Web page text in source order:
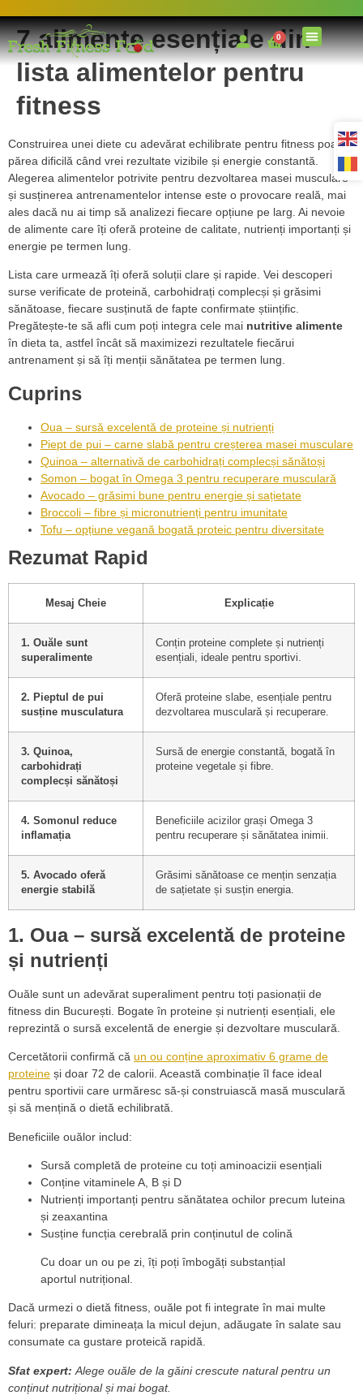
0
7 alimente esențiale din
lista alimentelor pentru
fitness
Construirea unei diete cu adevărat echilibrate pentru fitness poate
părea dificilă când vrei rezultate vizibile și energie constantă.
Alegerea alimentelor potrivite pentru dezvoltarea masei musculare
și susținerea antrenamentelor intense este o provocare reală, mai
ales dacă nu ai timp să analizezi fiecare opțiune pe larg. Ai nevoie
de alimente care îți oferă proteine de calitate, nutrienți importanți și
energie pe termen lung.
Lista care urmează îți oferă soluții clare și rapide. Vei descoperi
surse verificate de proteină, carbohidrați complecși și grăsimi
sănătoase, fiecare susținută de fapte confirmate științific.
Pregătește-te să afli cum poți integra cele mai nutritive alimente
în dieta ta, astfel încât să maximizezi rezultatele fiecărui
antrenament și să îți menții sănătatea pe termen lung.
Cuprins
Oua – sursă excelentă de proteine și nutrienți
Piept de pui – carne slabă pentru creșterea masei musculare
Quinoa – alternativă de carbohidrați complecși sănătoși
Somon – bogat în Omega 3 pentru recuperare musculară
Avocado – grăsimi bune pentru energie și sațietate
Broccoli – fibre și micronutrienți pentru imunitate
Tofu – opțiune vegană bogată proteic pentru diversitate
Rezumat Rapid
Mesaj Cheie Explicație
1. Ouăle sunt
superalimente
Conțin proteine complete și nutrienți
esențiali, ideale pentru sportivi.
2. Pieptul de pui
susține musculatura
Oferă proteine slabe, esențiale pentru
dezvoltarea musculară și recuperare.
3. Quinoa,
carbohidrați
complecși sănătoși
Sursă de energie constantă, bogată în
proteine vegetale și fibre.
4. Somonul reduce
inflamația
Beneficiile acizilor grași Omega 3
pentru recuperare și sănătatea inimii.
5. Avocado oferă
energie stabilă
Grăsimi sănătoase ce mențin senzația
de sațietate și susțin energia.
1. Oua – sursă excelentă de proteine
și nutrienți
Ouăle sunt un adevărat superaliment pentru toți pasionații de
fitness din București. Bogate în proteine și nutrienți esențiali, ele
reprezintă o sursă excelentă de energie și dezvoltare musculară.
Cercetătorii confirmă că un ou conține aproximativ 6 grame de
proteine și doar 72 de calorii. Această combinație îl face ideal
pentru sportivii care urmăresc să-și construiască masă musculară
și să mențină o dietă echilibrată.
Beneficiile ouălor includ:
Sursă completă de proteine cu toți aminoacizii esențiali
Conține vitaminele A, B și D
Nutrienți importanți pentru sănătatea ochilor precum luteina
și zeaxantina
Susține funcția cerebrală prin conținutul de colină
Cu doar un ou pe zi, îți poți îmbogăți substanțial
aportul nutrițional.
Dacă urmezi o dietă fitness, ouăle pot fi integrate în mai multe
feluri: preparate dimineața la micul dejun, adăugate în salate sau
consumate ca gustare proteică rapidă.
Sfat expert: Alege ouăle de la găini crescute natural pentru un
conținut nutrițional și mai bogat.